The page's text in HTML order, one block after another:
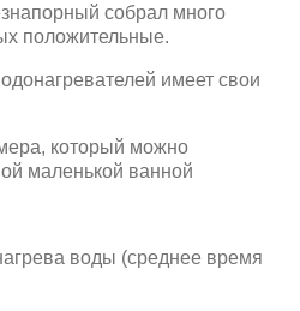
собрал много
положительные.
имеет свои
который можно
маленькой ванной
воды (среднее время